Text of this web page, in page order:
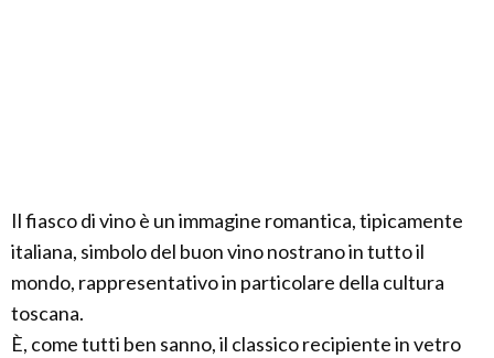
Il fiasco di vino è un immagine romantica, tipicamente
italiana, simbolo del buon vino nostrano in tutto il
mondo, rappresentativo in particolare della cultura
toscana.
È, come tutti ben sanno, il classico recipiente in vetro